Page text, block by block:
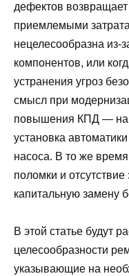
дефектов возвращает
приемлемыми
нецелесообразна
компонентов, или
устранения угроз
смысл при
повышения КПД —
установка
насоса. В то же
поломки и
капитальную замену
В этой статье будут
целесообразности
указывающие на